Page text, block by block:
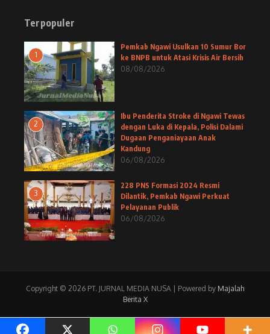
Terpopuler
1
Pemkab Ngawi Usulkan 10 Sumur Bor
ke BNPB untuk Atasi Krisis Air Bersih
08/08/2026
2
Ibu Penderita Stroke di Ngawi Tewas
dengan Luka di Kepala, Polisi Dalami
Dugaan Penganiayaan Anak
Kandung
06/08/2026
3
228 PNS Formasi 2024 Resmi
Dilantik, Pemkab Ngawi Perkuat
Pelayanan Publik
06/08/2026
Copyright © 2026 PT. JURNAL MEDIA NUSA | Powered by Majalah
Berita X